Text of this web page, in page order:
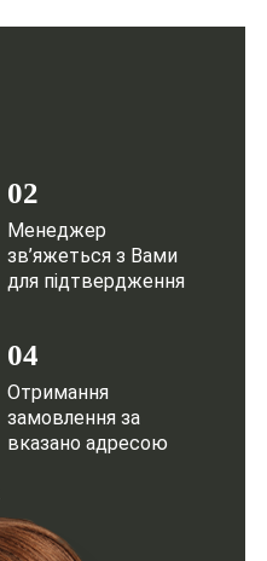
02
Менеджер
зв’яжеться з Вами
для підтвердження
04
Отримання
замовлення за
вказано адресою